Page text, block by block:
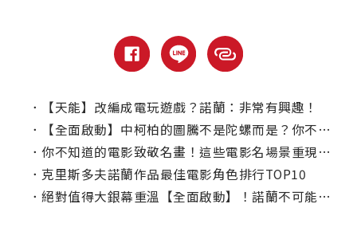
．
【天能】改編成電玩遊戲？諾蘭：非常有興趣！
．
【全面啟動】中柯柏的圖騰不是陀螺而是？你不知道的電影有趣小細節
． 你不知道的電影致敬名畫！這些電影名場景重現經典藝術作品
． 克里斯多夫諾蘭作品最佳電影角色排行TOP10
． 絕對值得大銀幕重溫【全面啟動】！諾蘭不可能的拍攝手法造就驕傲作